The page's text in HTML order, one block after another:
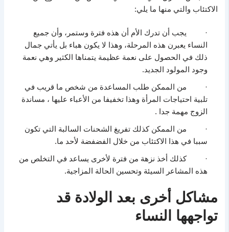
الاكتئاب والتي منها ما يلي:
· يجب أن تدرك الأم أن هذه فترة وستمر، وأن جميع
النساء يعبرن هذه المرحلة، وهذا لا يكون هباء بل يأتي جمال
ذلك في الحصول على نعمة عظيمة يتمناها الكثير وهي نعمة
وجود المولود الجديد.
· من الممكن طلب المساعدة من شخص ما قريب في
تلبية احتياجات المرأة وهذا تخفيفا من الأعباء عليها ، مساندة
الزوج مهمة جدا .
· من الممكن كذلك تفريغ الشحنات السالبة التي تكون
سببا في هذا الاكتئاب من خلال الفضفضة لأحد ما.
· كذلك أخذ نزهة من فترة لأخرى يساعد في التخلص من
هذه المشاعر السيئة وتحسين الحالة المزاجية.
مشاكل أخرى بعد الولادة قد
تواجهها النساء